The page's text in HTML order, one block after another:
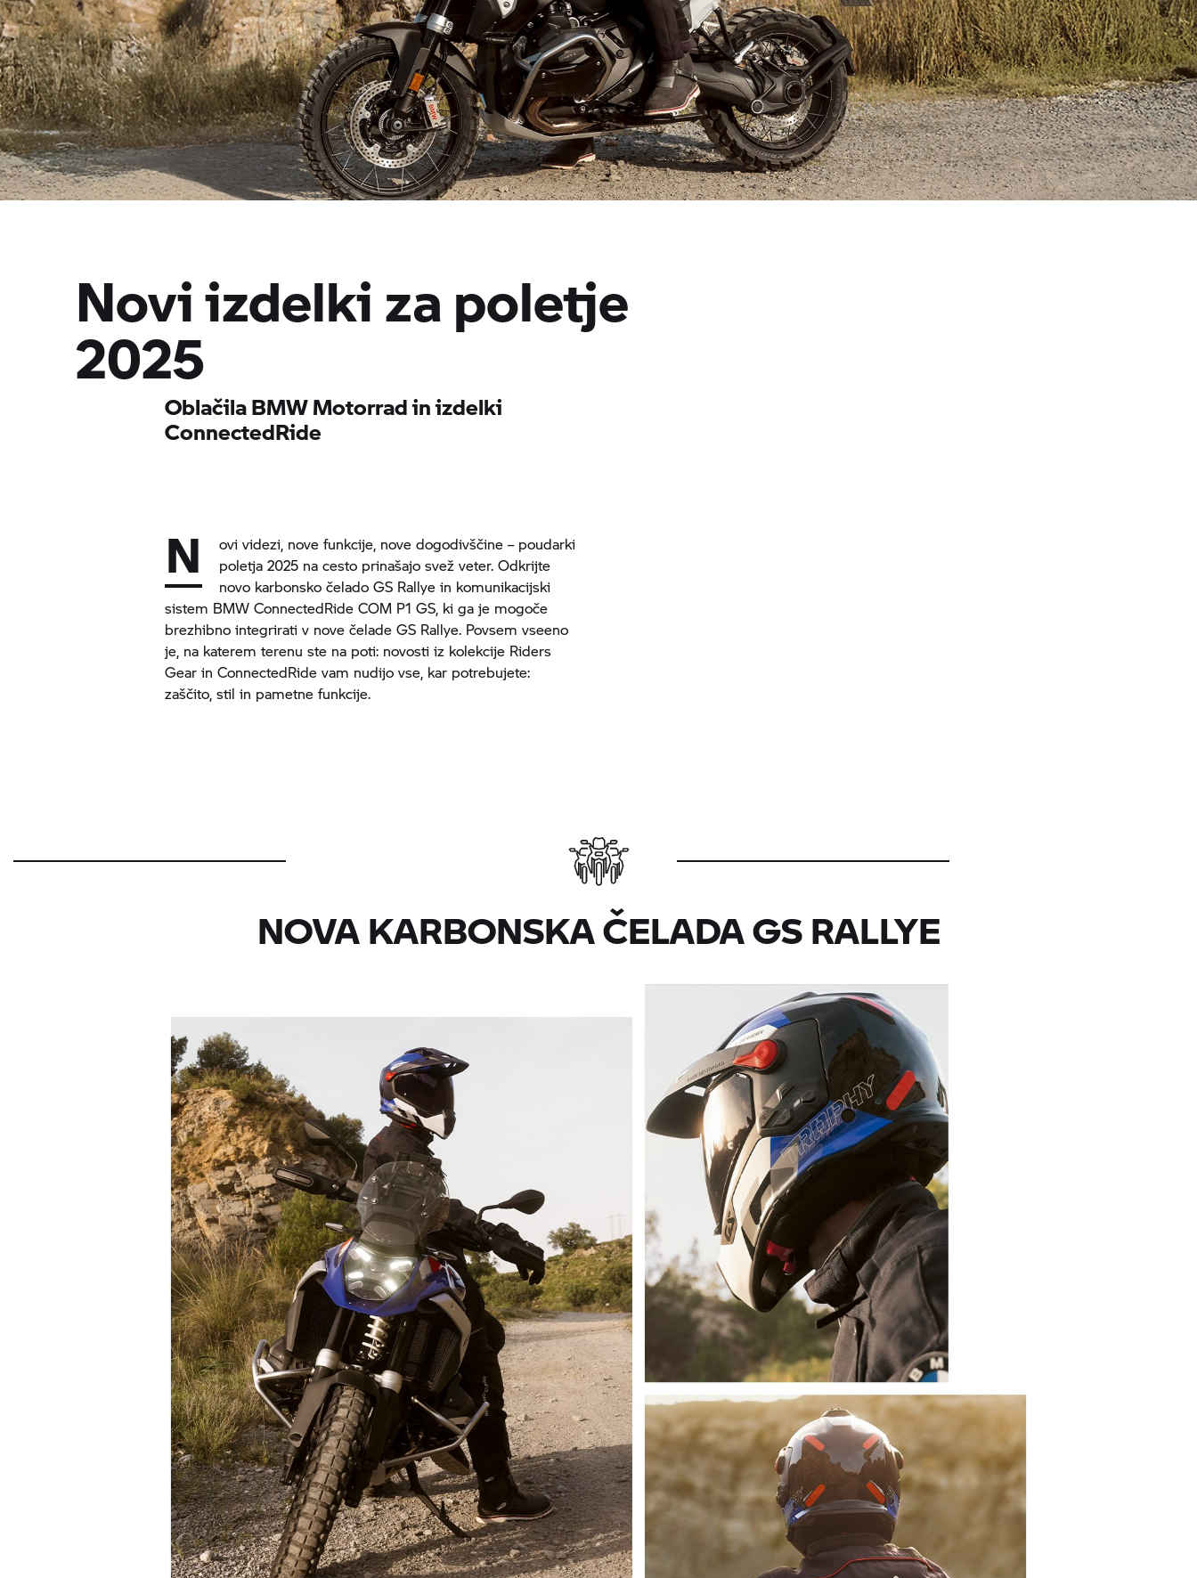
Novi izdelki za poletje
2025
OblačilaBMW Motorradin izdelki
ConnectedRide
N
ovi videzi, nove funkcije, nove dogodivščine – poudarki
poletja 2025 na cesto prinašajo svež veter. Odkrijte
novo karbonsko čelado GS Rallye in komunikacijski
sistem BMWConnectedRide COM P1 GS, ki ga je mogoče
brezhibno integrirati v nove čelade GS Rallye. Povsem vseeno
je, na katerem terenu ste na poti: novosti iz kolekcije Riders
Gear inConnectedRide vam nudijo vse, kar potrebujete:
zaščito, stil in pametne funkcije.
NOVA KARBONSKA ČELADA GS RALLYE